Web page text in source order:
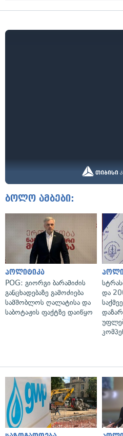
ბოლო ამბები:
პოლიტიკა
POG: გიორგი ბარამიძის
განცხადებაზე გამოძიება
სამშობლოს ღალატისა და
საბოტაჟის ფაქტზე დაიწყო
და